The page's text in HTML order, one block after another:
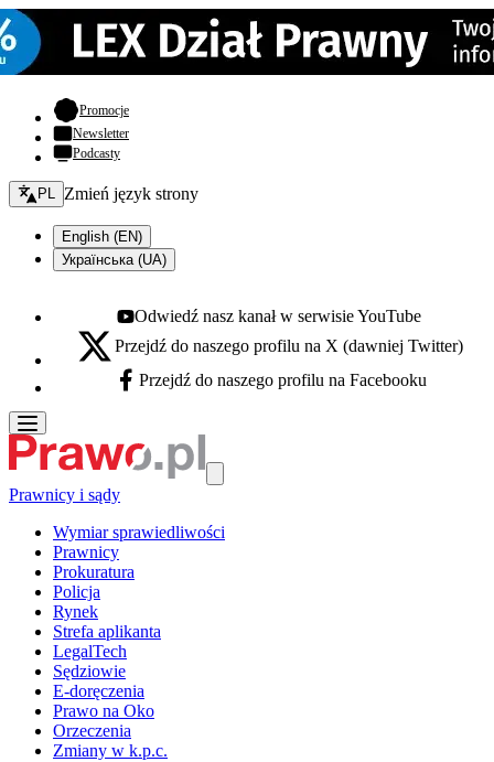
Promocje- otwiera się w nowej karcie
Newsletter
Podcasty
Zmień język - bieżący:
PL Zmień język strony
English (EN)
Українська (UA)
Youtube - otwiera się w nowej karcie
Odwiedź nasz kanał w serwisie YouTube
X - otwiera się w nowej karcie
Przejdź do naszego profilu na X (dawniej Twitter)
Facebook - otwiera się w nowej karcie
Przejdź do naszego profilu na Facebooku
Prawnicy i sądy
Wymiar sprawiedliwości
Prawnicy
Prokuratura
Policja
Rynek
Strefa aplikanta
LegalTech
Sędziowie
E-doręczenia
Prawo na Oko
Orzeczenia
Zmiany w k.p.c.